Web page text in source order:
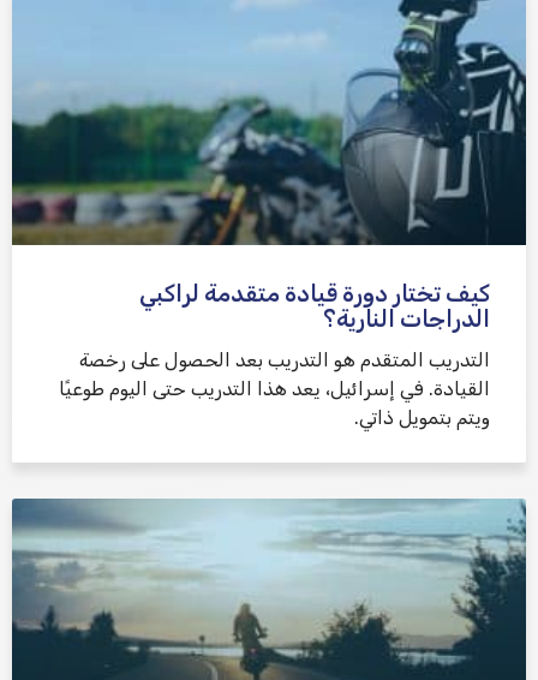
كيف تختار دورة قيادة متقدمة لراكبي
الدراجات النارية؟
التدريب المتقدم هو التدريب بعد الحصول على رخصة
القيادة. في إسرائيل، يعد هذا التدريب حتى اليوم طوعيًا
ويتم بتمويل ذاتي.